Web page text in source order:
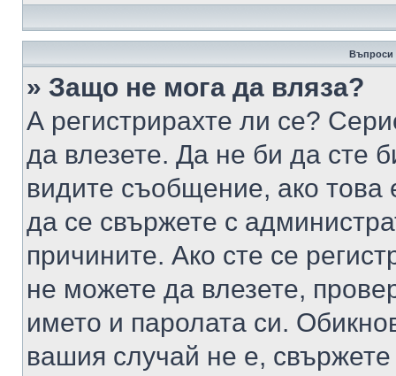
Въпроси
» Защо не мога да вляза?
А регистрирахте ли се?
да влезете. Да не би да сте
видите съобщение, ако това
да се свържете с
причините. Ако сте се
не можете да влезете,
името и паролата си.
вашия случай не е,